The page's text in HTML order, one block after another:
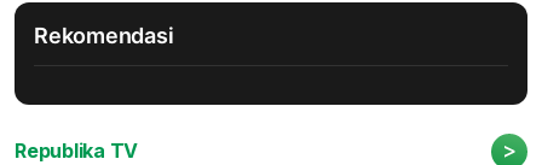
Rekomendasi
Republika TV >